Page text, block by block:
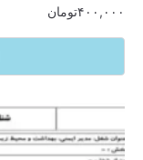
۴۰۰,۰۰۰تومان